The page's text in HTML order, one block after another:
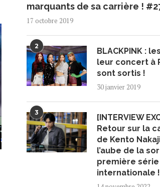
marquants de sa carrière !
17 octobre 2019
2
BLACKPINK :
leur concert à
sont sortis !
30 janvier 2019
3
[INTERVIEW
Retour sur la
de Kento
l’aube de la
première série
internationale !